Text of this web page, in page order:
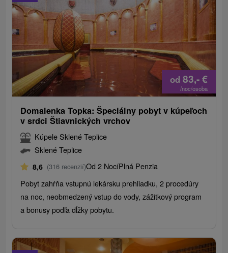
od 83,-€
/noc/osoba
Domalenka Topka: Špeciálny pobyt v kúpeľoch
v srdci Štiavnických vrchov
Kúpele Sklené Teplice
Sklené Teplice
8,6 (316 recenzií)Od 2 NocíPlná Penzia
Pobyt zahŕňa vstupnú lekársku prehliadku, 2 procedúry
na noc, neobmedzený vstup do vody, zážitkový program
a bonusy podľa dĺžky pobytu.